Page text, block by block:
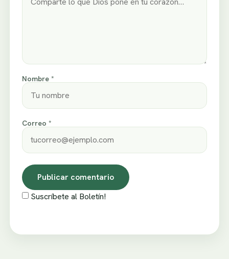
Nombre *
Correo *
Suscríbete al Boletín!